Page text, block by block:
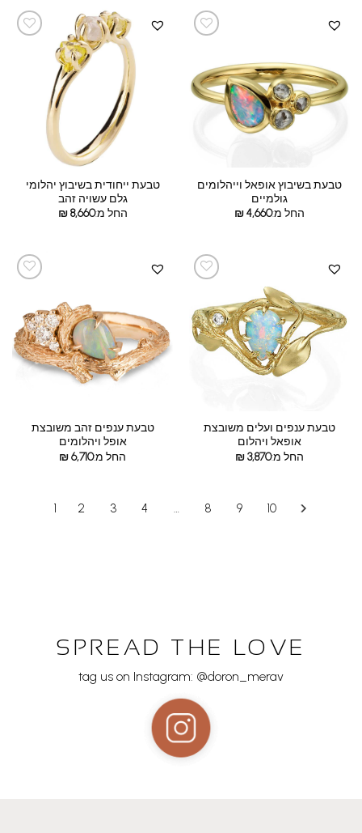
טבעת בשיבוץ אופאל וייהלומים
גולמיים
החל מ:
₪4,660
טבעת ייחודית בשיבוץ יהלומי
גלם עשויה זהב
החל מ:
₪8,660
טבעת ענפים ועלים משובצת
אופאל ויהלום
החל מ:
₪3,870
טבעת ענפים זהב משובצת
אופל ויהלומים
החל מ:
₪6,710
1 2 3 4 … 8 9 10
SPREAD THE LOVE
tag us on Instagram: @doron_merav